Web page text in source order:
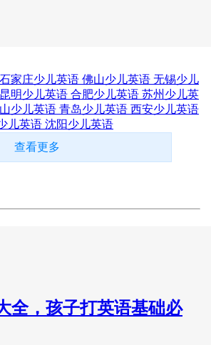
石家庄少儿英语 佛山少儿英语 无锡少儿
昆明少儿英语 合肥少儿英语 苏州少儿英
少儿英语 青岛少儿英语 西安少儿英语
儿英语 沈阳少儿英语
查看更多
全，孩子打英语基础必